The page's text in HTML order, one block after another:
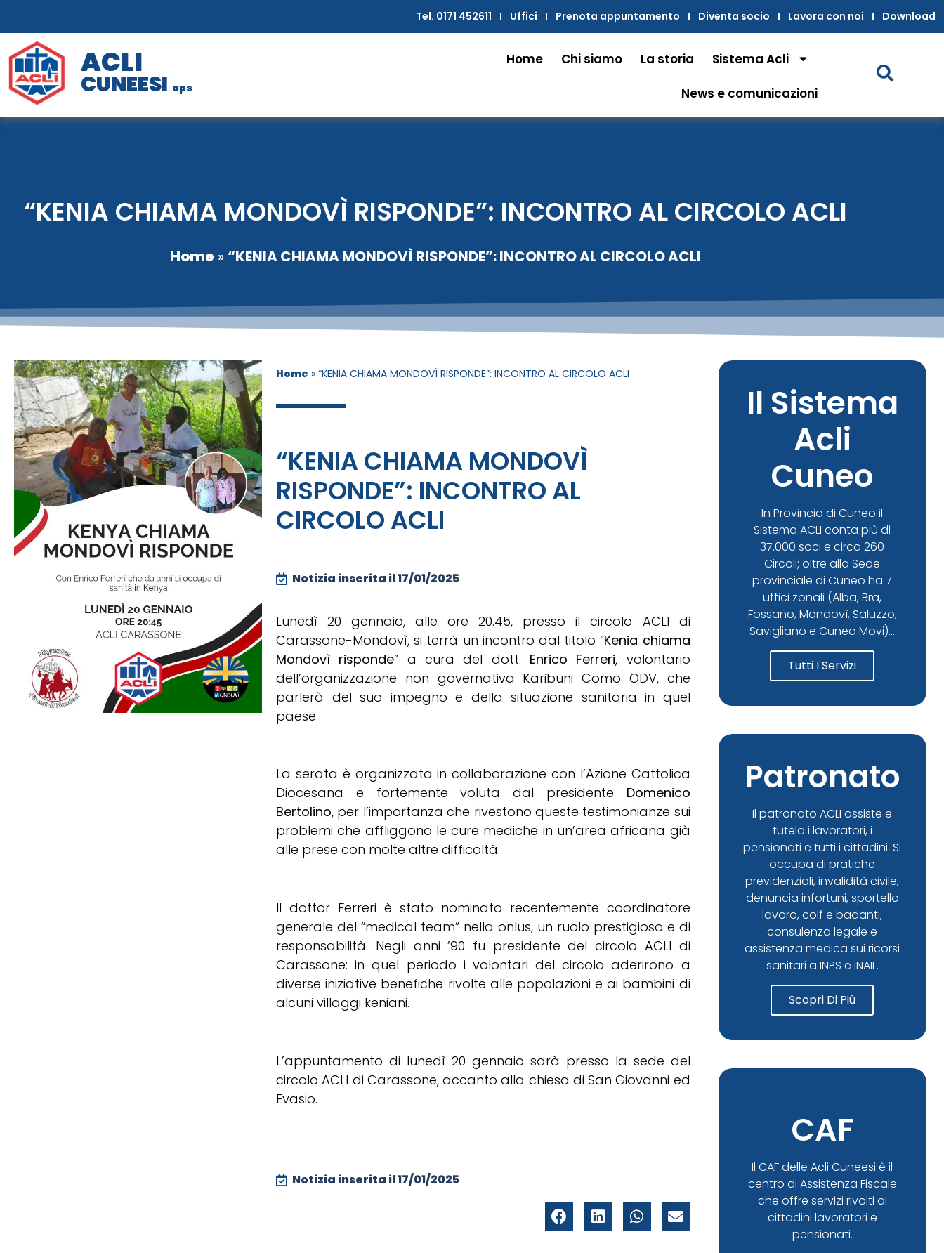
Tel. 0171 452611 Uffici Prenota appuntamento Diventa socio Lavora con noi Download
ACLI
CUNEESI aps
Home Chi siamo La storia Sistema Acli
News e comunicazioni
“KENIA CHIAMA MONDOVÌ RISPONDE”: INCONTRO AL CIRCOLO ACLI
Home » “KENIA CHIAMA MONDOVÌ RISPONDE”: INCONTRO AL CIRCOLO ACLI
Home »“KENIA CHIAMA MONDOVÌ RISPONDE”: INCONTRO AL CIRCOLO ACLI
“KENIA CHIAMA MONDOVÌ
RISPONDE”: INCONTRO AL
CIRCOLO ACLI
Notizia inserita il17/01/2025
Lunedì 20 gennaio, alle ore 20.45, presso il circolo ACLI di
Carassone-Mondovì, si terrà un incontro dal titolo “Kenia chiama
Mondovì risponde” a cura del dott. Enrico Ferreri, volontario
dell’organizzazione non governativa Karibuni Como ODV, che
parlerà del suo impegno e della situazione sanitaria in quel
paese.
La serata è organizzata in collaborazione con l’Azione Cattolica
Diocesana e fortemente voluta dal presidente Domenico
Bertolino, per l’importanza che rivestono queste testimonianze sui
problemi che affliggono le cure mediche in un’area africana già
alle prese con molte altre difficoltà.
Il dottor Ferreri è stato nominato recentemente coordinatore
generale del “medical team” nella onlus, un ruolo prestigioso e di
responsabilità. Negli anni ’90 fu presidente del circolo ACLI di
Carassone: in quel periodo i volontari del circolo aderirono a
diverse iniziative benefiche rivolte alle popolazioni e ai bambini di
alcuni villaggi keniani.
L’appuntamento di lunedì 20 gennaio sarà presso la sede del
circolo ACLI di Carassone, accanto alla chiesa di San Giovanni ed
Evasio.
Notizia inserita il17/01/2025
Il Sistema
Acli
Cuneo
In Provincia di Cuneo il
Sistema ACLI conta più di
37.000 soci e circa 260
Circoli; oltre alla Sede
provinciale di Cuneo ha 7
uffici zonali (Alba, Bra,
Fossano, Mondovì, Saluzzo,
Savigliano e Cuneo Movi)...
Tutti I Servizi
Patronato
Il patronato ACLI assiste e
tutela i lavoratori, i
pensionati e tutti i cittadini. Si
occupa di pratiche
previdenziali, invalidità civile,
denuncia infortuni, sportello
lavoro, colf e badanti,
consulenza legale e
assistenza medica sui ricorsi
sanitari a INPS e INAIL.
Scopri Di Più
CAF
Il CAF delle Acli Cuneesi è il
centro di Assistenza Fiscale
che offre servizi rivolti ai
cittadini lavoratori e
pensionati.